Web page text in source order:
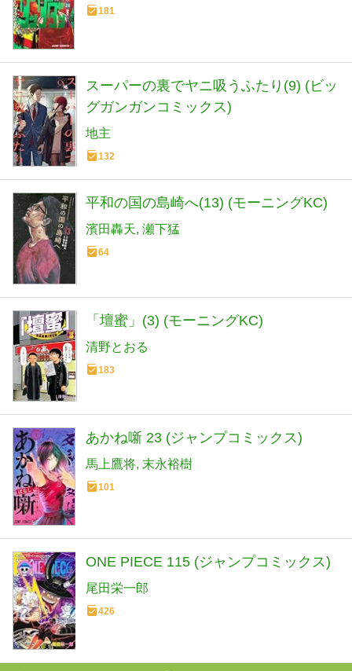
181
スーパーの裏でヤニ吸うふたり(9) (ビッ
グガンガンコミックス)
地主
132
平和の国の島崎へ(13) (モーニングKC)
濱田轟天 瀬下猛
64
「壇蜜」(3) (モーニングKC)
清野とおる
183
あかね噺 23 (ジャンプコミックス)
馬上鷹将 末永裕樹
101
ONE PIECE 115 (ジャンプコミックス)
尾田栄一郎
426